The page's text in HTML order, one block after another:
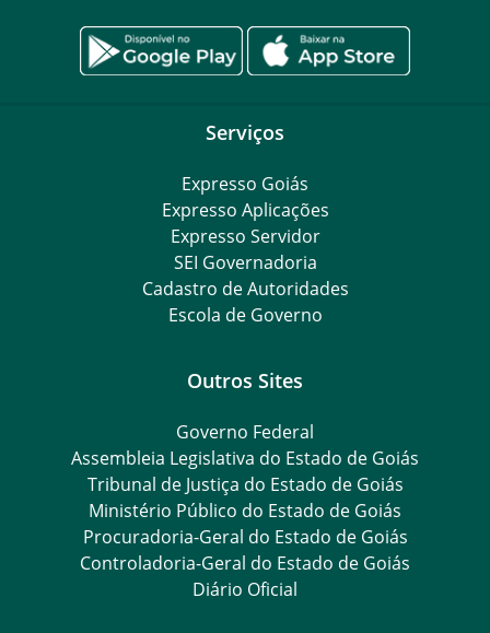
Serviços
Expresso Goiás
Expresso Aplicações
Expresso Servidor
SEI Governadoria
Cadastro de Autoridades
Escola de Governo
Outros Sites
Governo Federal
Assembleia Legislativa do Estado de Goiás
Tribunal de Justiça do Estado de Goiás
Ministério Público do Estado de Goiás
Procuradoria-Geral do Estado de Goiás
Controladoria-Geral do Estado de Goiás
Diário Oficial